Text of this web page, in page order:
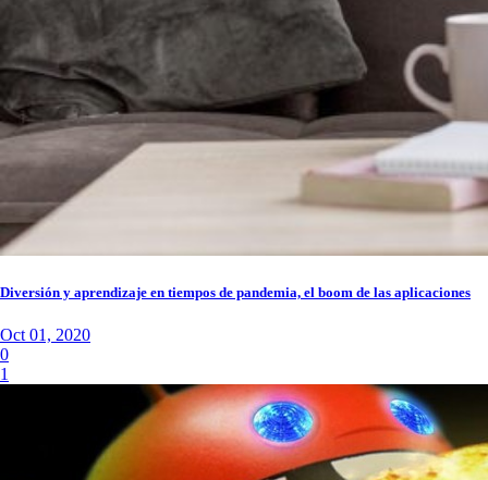
Diversión y aprendizaje en tiempos de pandemia, el boom de las aplicaciones
Oct 01, 2020
0
1